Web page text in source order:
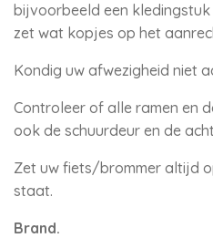
bijvoorbeeld een
zet wat kopjes op het
Kondig uw afwezigheid niet
Controleer of alle ramen en
ook de schuurdeur en de
Zet uw fiets/brommer altijd
staat.
Brand.